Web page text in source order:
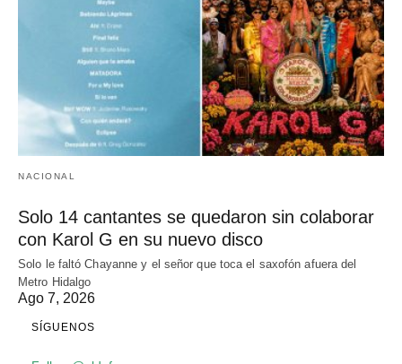
NACIONAL
Solo 14 cantantes se quedaron sin colaborar
con Karol G en su nuevo disco
Solo le faltó Chayanne y el señor que toca el saxofón afuera del
Metro Hidalgo
Ago 7, 2026
SÍGUENOS